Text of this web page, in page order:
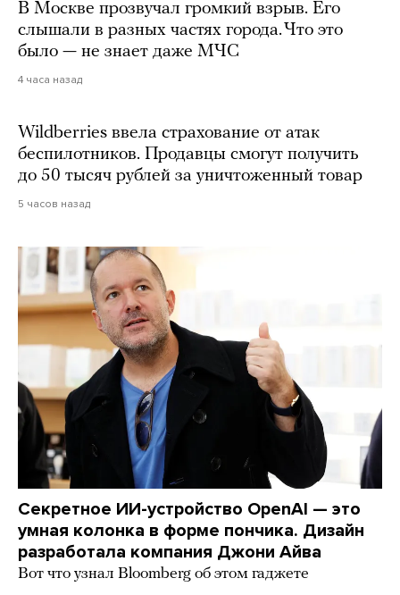
В Москве прозвучал громкий взрыв. Его
слышали в разных частях города. Что это
было — не знает даже МЧС
4 часа назад
Wildberries ввела страхование от атак
беспилотников. Продавцы смогут получить
до 50 тысяч рублей за уничтоженный товар
5 часов назад
Секретное ИИ-устройство OpenAI — это
умная колонка в форме пончика. Дизайн
разработала компания Джони Айва
Вот что узнал Bloomberg об этом гаджете